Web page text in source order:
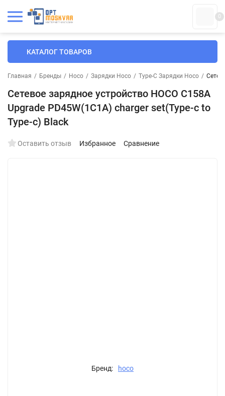
0
КАТАЛОГ ТОВАРОВ
Главная / Бренды / Hoco / Зарядки Hoco / Type-C Зарядки Hoco /
Сетевое зарядное устройство HOCO C158A
Upgrade PD45W(1C1A) charger set(Type-c to
Type-c) Black
Оставить отзыв Избранное Сравнение
Бренд: hoco